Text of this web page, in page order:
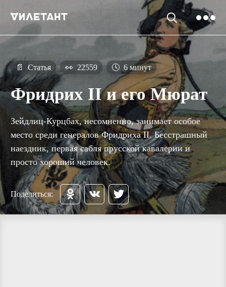
📄 Статья 👀 22559 🕓 6 минут
Фридрих II и его Мюрат
Зейдлиц-Курцбах, несомненно, занимает особое
место среди генералов Фридриха II. Бесстрашный
наездник, первая сабля прусской кавалерии и
просто хороший человек.
Поделиться: